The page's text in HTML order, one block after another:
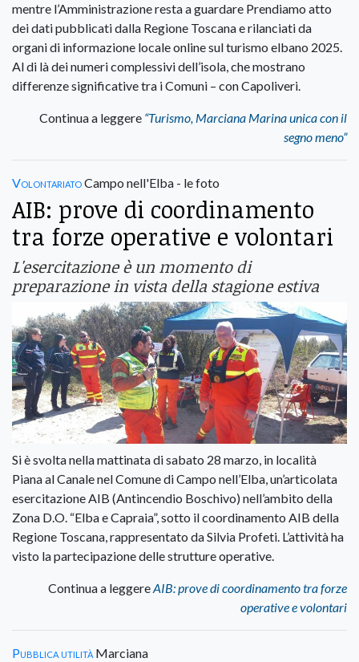
mentre l’Amministrazione resta a guardare Prendiamo atto
dei dati pubblicati dalla Regione Toscana e rilanciati da
organi di informazione locale online sul turismo elbano 2025.
Al di là dei numeri complessivi dell’isola, che mostrano
differenze significative tra i Comuni – con Capoliveri.
Continua a leggere “Turismo, Marciana Marina unica con il
segno meno”
VolontariatoCampo nell'Elba - le foto
AIB: prove di coordinamento
tra forze operative e volontari
L'esercitazione è un momento di
preparazione in vista della stagione estiva
Si è svolta nella mattinata di sabato 28 marzo, in località
Piana al Canale nel Comune di Campo nell’Elba, un’articolata
esercitazione AIB (Antincendio Boschivo) nell’ambito della
Zona D.O. “Elba e Capraia”, sotto il coordinamento AIB della
Regione Toscana, rappresentato da Silvia Profeti. L’attività ha
visto la partecipazione delle strutture operative.
Continua a leggereAIB: prove di coordinamento tra forze
operative e volontari
Pubblica utilità Marciana